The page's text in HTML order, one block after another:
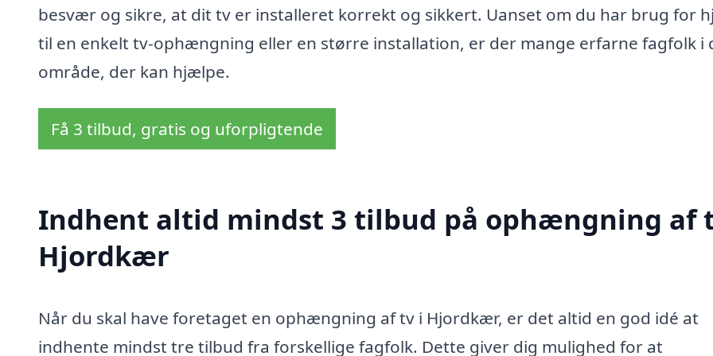
besvær og sikre, at dit tv er installeret korrekt og sikkert. Uanset om du har brug for
til en enkelt tv-ophængning eller en større installation, er der mange erfarne fagfolk i
område, der kan hjælpe.
Få 3 tilbud, gratis og uforpligtende
Indhent altid mindst 3 tilbud på ophængning af
Hjordkær
Når du skal have foretaget en ophængning af tv i Hjordkær, er det altid en god idé at
indhente mindst tre tilbud fra forskellige fagfolk. Dette giver dig mulighed for at